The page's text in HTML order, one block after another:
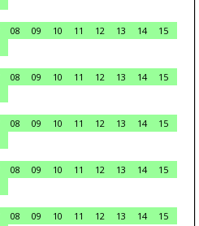
08 09 10 11 12 13 14
15
08 09 10 11 12 13 14
15
08 09 10 11 12 13 14
15
08 09 10 11 12 13 14
15
08 09 10 11 12 13 14
15